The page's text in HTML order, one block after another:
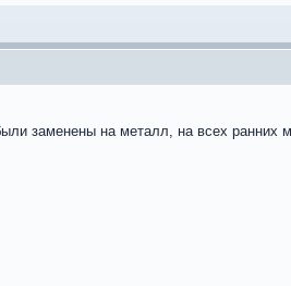
заменены на металл, на всех ранних